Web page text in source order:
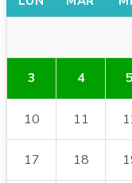
3 4 5
10 11
17 18